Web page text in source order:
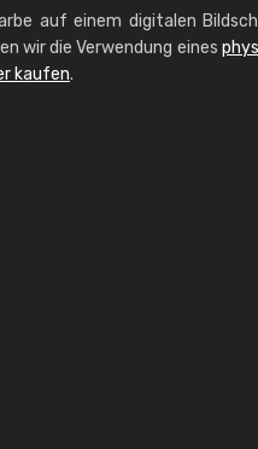
auf einem digitalen
wir die Verwendung eines
kaufen.